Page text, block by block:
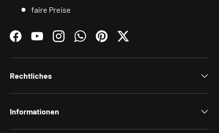
faire Preise
FacebookYouTubeInstagramWhatsAppPinterestTwitter
Rechtliches
Informationen